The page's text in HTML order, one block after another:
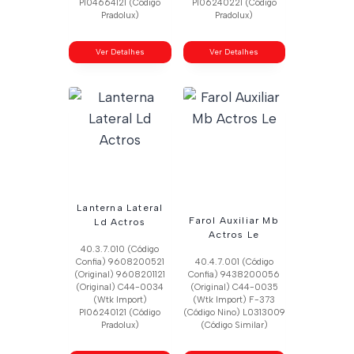
Pl04664121 (Código
Pradolux)
Ver Detalhes
Pl06240221 (Código
Pradolux)
Ver Detalhes
Lanterna Lateral
Ld Actros
40.3.7.010 (Código
Confia) 9608200521
(Original) 9608201121
(Original) C44-0034
(Wtk Import)
Pl06240121 (Código
Pradolux)
Farol Auxiliar Mb
Actros Le
40.4.7.001 (Código
Confia) 9438200056
(Original) C44-0035
(Wtk Import) F-373
(Código Nino) L0313009
(Código Similar)